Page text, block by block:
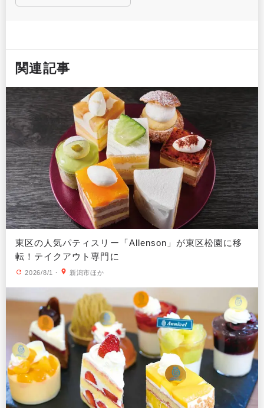
関連記事
東区の人気パティスリー「Allenson」が東区松園に移
転！テイクアウト専門に
2026/8/1 ・ 新潟市ほか